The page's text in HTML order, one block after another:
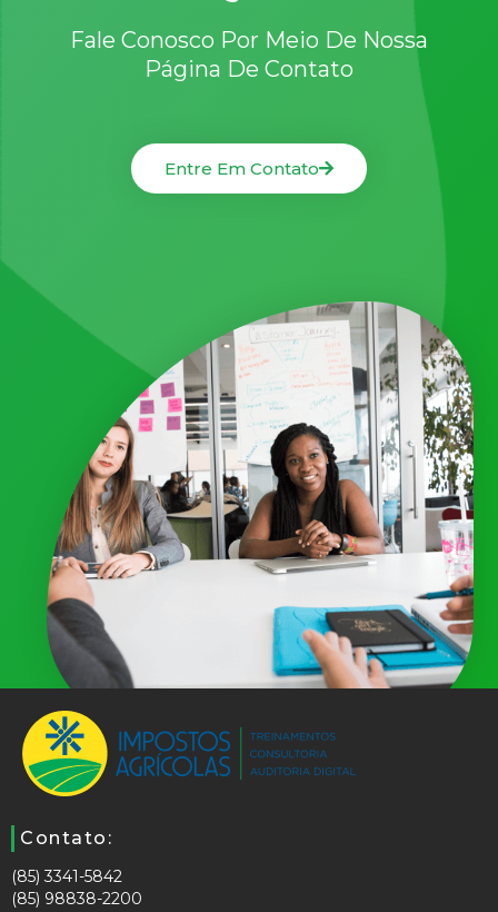
Fale Conosco Por Meio De Nossa
Página De Contato
Entre Em Contato
Contato:
(85) 3341-5842
(85) 98838-2200